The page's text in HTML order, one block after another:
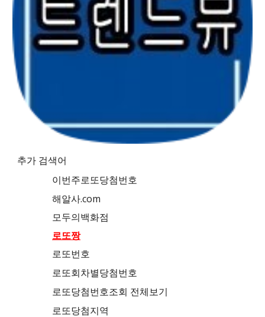
추가 검색어
이번주로또당첨번호
해알사.com
모두의백화점
로또짱
로또번호
로또회차별당첨번호
로또당첨번호조회 전체보기
로또당첨지역